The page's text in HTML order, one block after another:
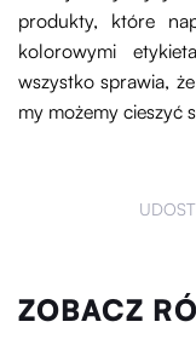
produkty, które
kolorowymi
wszystko sprawia,
my możemy cieszyć
ZOBACZ